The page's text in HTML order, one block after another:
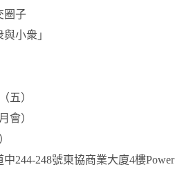
圈子
小衆」
五）
會）
244-248號東協商業大廈4樓Power